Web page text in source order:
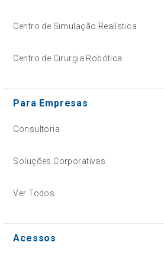
Centro de Simulação Realística
Centro de Cirurgia Robótica
Para Empresas
Consultoria
Soluções Corporativas
Ver Todos
Acessos